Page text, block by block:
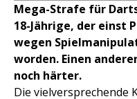
Mega-Strafe für
18-Jährige, der einst
wegen
worden. Einen
noch härter.
Die vielversprechende